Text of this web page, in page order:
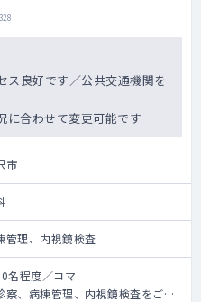
良好です／公共交通機関を
合わせて変更可能です
市
管理、内視鏡検査
名程度／コマ
察、病棟管理、内視鏡検査をご担